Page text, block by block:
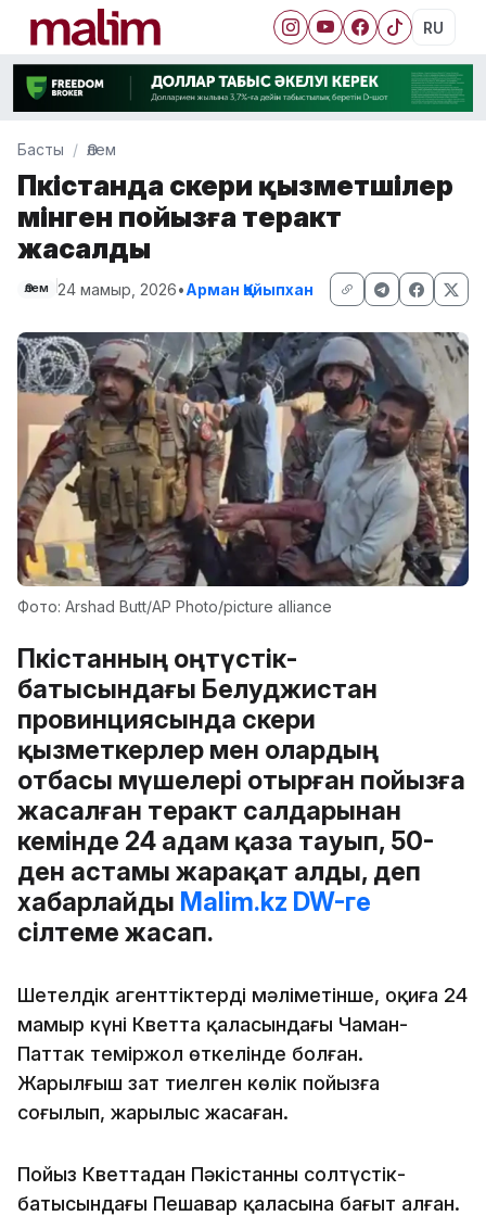
RU
Басты Әлем
Пәкістанда әскери қызметшілер
мінген пойызға теракт
жасалды
Әлем 24 мамыр, 2026•Арман Қайыпхан
Фото: Arshad Butt/AP Photo/picture alliancе
Пәкістанның оңтүстік-
батысындағы Белуджистан
провинциясында әскери
қызметкерлер мен олардың
отбасы мүшелері отырған пойызға
жасалған теракт салдарынан
кемінде 24 адам қаза тауып, 50-
ден астамы жарақат алды, деп
хабарлайды Malim.kz DW-ге
сілтеме жасап.
Шетелдік агенттіктердің мәліметінше, оқиға 24
мамыр күні Кветта қаласындағы Чаман-
Паттак теміржол өткелінде болған.
Жарылғыш зат тиелген көлік пойызға
соғылып, жарылыс жасаған.
Пойыз Кветтадан Пәкістанның солтүстік-
батысындағы Пешавар қаласына бағыт алған.